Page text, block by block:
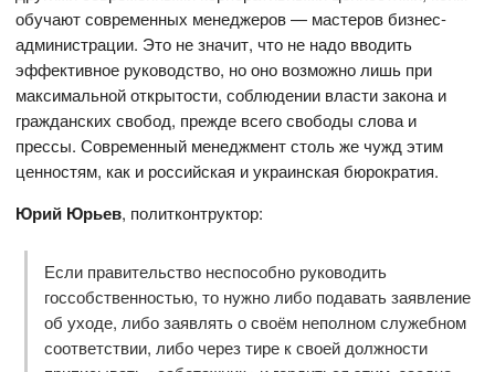
обучают современных менеджеров — мастеров бизнес-
администрации. Это не значит, что не надо вводить
эффективное руководство, но оно возможно лишь при
максимальной открытости, соблюдении власти закона и
гражданских свобод, прежде всего свободы слова и
прессы. Современный менеджмент столь же чужд этим
ценностям, как и российская и украинская бюрократия.
Юрий Юрьев, политконтруктор:
Если правительство неспособно руководить
госсобственностью, то нужно либо подавать заявление
об уходе, либо заявлять о своём неполном служебном
соответствии, либо через тире к своей должности